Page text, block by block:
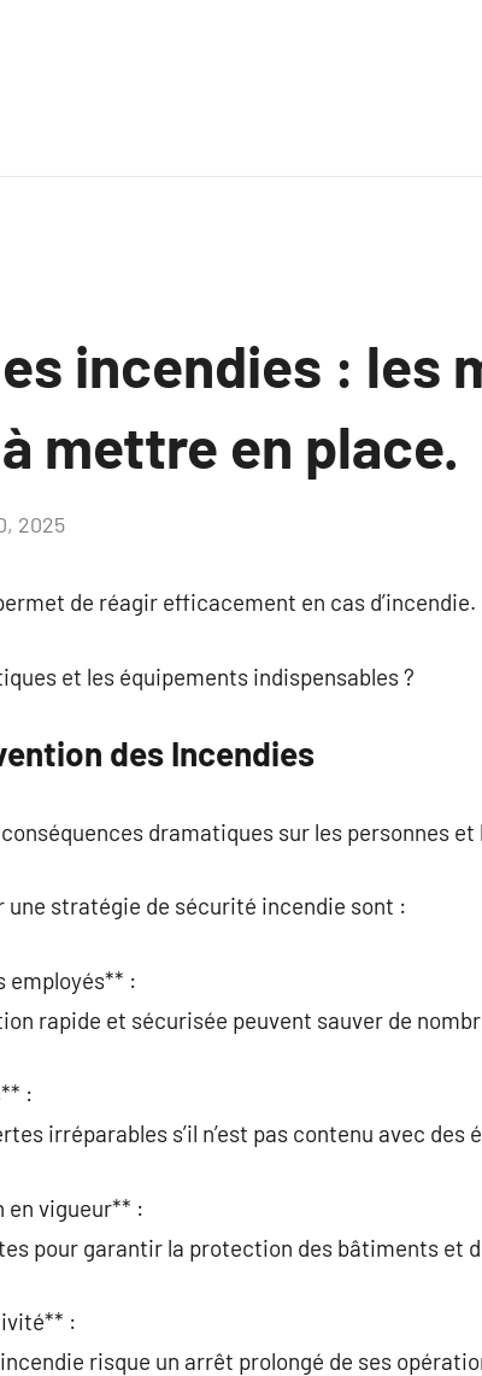
incendies : les
mettre en place.
2025
de réagir efficacement en cas d’incendie.
et les équipements indispensables ?
des Incendies
dramatiques sur les personnes
une stratégie de sécurité incendie sont :
employés** :
rapide et sécurisée peuvent sauver de
:
irréparables s’il n’est pas contenu avec des
en vigueur** :
pour garantir la protection des bâtiments et
:
risque un arrêt prolongé de ses